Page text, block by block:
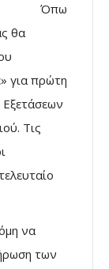
Όπω
θα
για πρώτη
Τις
να
των